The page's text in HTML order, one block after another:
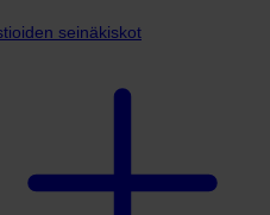
seinäkiskot